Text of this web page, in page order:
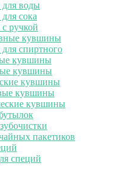
воды
сока
ручкой
кувшины
спиртного
кувшины
кувшины
кувшины
кувшины
кувшины
пакетиков
специй